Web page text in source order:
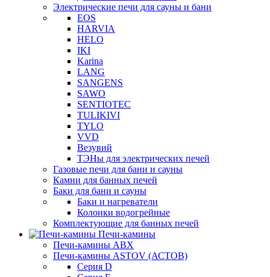
Электрические печи для сауны и бани
EOS
HARVIA
HELO
IKI
Karina
LANG
SANGENS
SAWO
SENTIOTEC
TULIKIVI
TYLO
VVD
Везувий
ТЭНы для электрических печей
Газовые печи для бани и сауны
Камни для банных печей
Баки для бани и сауны
Баки и нагреватели
Колонки водогрейные
Комплектующие для банных печей
Печи-камины
Печи-камины ABX
Печи-камины ASTOV (АСТОВ)
Серия D